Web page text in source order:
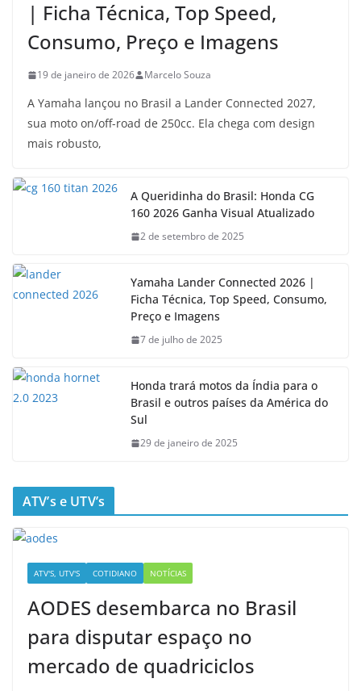
| Ficha Técnica, Top Speed,
Consumo, Preço e Imagens
19 de janeiro de 2026 Marcelo Souza
A Yamaha lançou no Brasil a Lander Connected 2027,
sua moto on/off-road de 250cc. Ela chega com design
mais robusto,
A Queridinha do Brasil: Honda CG
160 2026 Ganha Visual Atualizado
2 de setembro de 2025
Yamaha Lander Connected 2026 |
Ficha Técnica, Top Speed, Consumo,
Preço e Imagens
7 de julho de 2025
Honda trará motos da Índia para o
Brasil e outros países da América do
Sul
29 de janeiro de 2025
ATV’s e UTV’s
ATV'S, UTV'S COTIDIANO NOTÍCIAS
AODES desembarca no Brasil
para disputar espaço no
mercado de quadriciclos